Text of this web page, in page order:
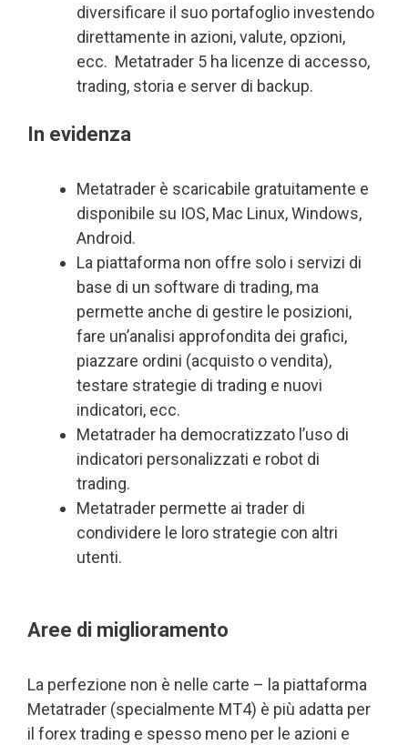
diversificare il suo portafoglio investendo
direttamente in azioni, valute, opzioni,
ecc. Metatrader 5 ha licenze di accesso,
trading, storia e server di backup.
In evidenza
Metatrader è scaricabile gratuitamente e
disponibile su IOS, Mac Linux, Windows,
Android.
La piattaforma non offre solo i servizi di
base di un software di trading, ma
permette anche di gestire le posizioni,
fare un’analisi approfondita dei grafici,
piazzare ordini (acquisto o vendita),
testare strategie di trading e nuovi
indicatori, ecc.
Metatrader ha democratizzato l’uso di
indicatori personalizzati e robot di
trading.
Metatrader permette ai trader di
condividere le loro strategie con altri
utenti.
Aree di miglioramento
La perfezione non è nelle carte – la piattaforma
Metatrader (specialmente MT4) è più adatta per
il forex trading e spesso meno per le azioni e